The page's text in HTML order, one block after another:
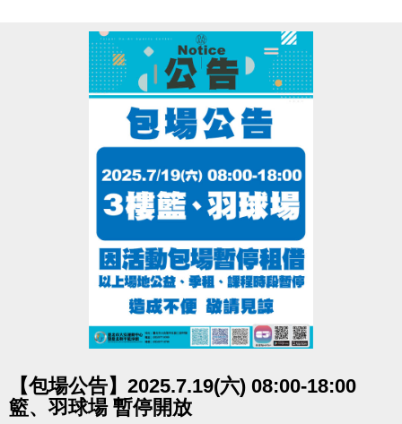
【包場公告】2025.7.19(六) 08:00-18:00
籃、羽球場 暫停開放